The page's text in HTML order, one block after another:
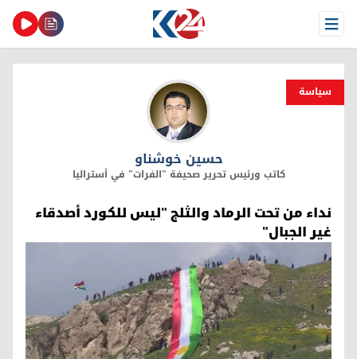
Open Menu
سیاسة
حسين خوشناو
حسين خوشناو
كاتب ورئيس تحرير صحيفة "الفرات" في أستراليا
نداء من تحت الرماد والثلج "ليس للكورد أصدقاء
غير الجبال"